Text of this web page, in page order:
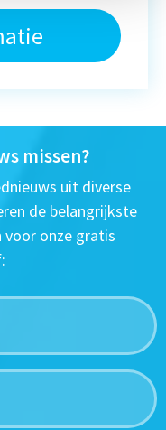
missen?
uit diverse
de belangrijkste
onze gratis